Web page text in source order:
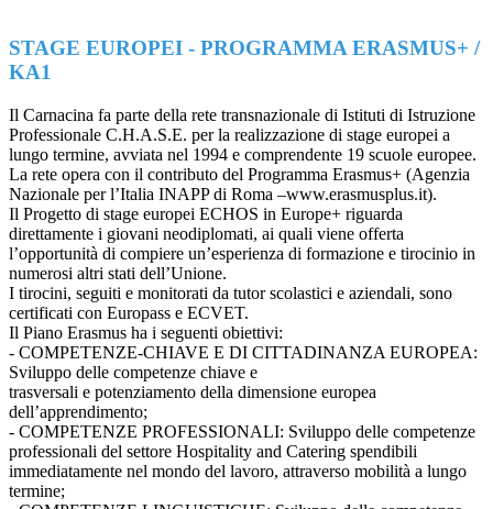
STAGE EUROPEI - PROGRAMMA ERASMUS+ /
KA1
Il Carnacina fa parte della rete transnazionale di Istituti di Istruzione
Professionale C.H.A.S.E. per la realizzazione di stage europei a
lungo termine, avviata nel 1994 e comprendente 19 scuole europee.
La rete opera con il contributo del Programma Erasmus+ (Agenzia
Nazionale per l’Italia INAPP di Roma –www.erasmusplus.it).
Il Progetto di stage europei ECHOS in Europe+ riguarda
direttamente i giovani neodiplomati, ai quali viene offerta
l’opportunità di compiere un’esperienza di formazione e tirocinio in
numerosi altri stati dell’Unione.
I tirocini, seguiti e monitorati da tutor scolastici e aziendali, sono
certificati con Europass e ECVET.
Il Piano Erasmus ha i seguenti obiettivi:
- COMPETENZE-CHIAVE E DI CITTADINANZA EUROPEA:
Sviluppo delle competenze chiave e
trasversali e potenziamento della dimensione europea
dell’apprendimento;
- COMPETENZE PROFESSIONALI: Sviluppo delle competenze
professionali del settore Hospitality and Catering spendibili
immediatamente nel mondo del lavoro, attraverso mobilità a lungo
termine;